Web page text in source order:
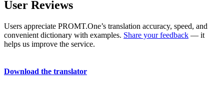
User Reviews
Users appreciate PROMT.One’s translation accuracy, speed, and
convenient dictionary with examples. Share your feedback — it
helps us improve the service.
Download the translator